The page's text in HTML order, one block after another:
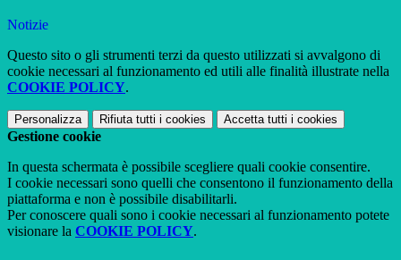
Notizie
Questo sito o gli strumenti terzi da questo utilizzati si avvalgono di
cookie necessari al funzionamento ed utili alle finalità illustrate nella
COOKIE POLICY.
Personalizza Rifiuta tutti i cookies Accetta tutti i cookies
Gestione cookie
In questa schermata è possibile scegliere quali cookie consentire.
I cookie necessari sono quelli che consentono il funzionamento della
piattaforma e non è possibile disabilitarli.
Per conoscere quali sono i cookie necessari al funzionamento potete
visionare la COOKIE POLICY.